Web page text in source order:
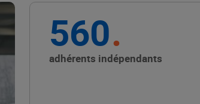
producteurs
560
adhérents indépendants